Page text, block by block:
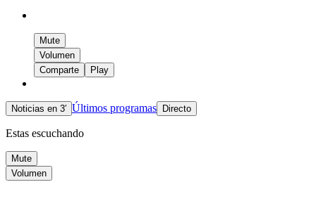
Mute
Volumen
Comparte
Play
Noticias en 3′ Últimos programas Directo
Estas escuchando
Mute
Volumen